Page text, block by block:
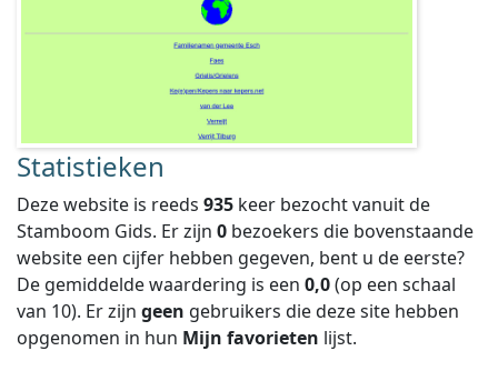
Statistieken
Deze website is reeds 935 keer bezocht vanuit de
Stamboom Gids. Er zijn 0 bezoekers die bovenstaande
website een cijfer hebben gegeven, bent u de eerste?
De gemiddelde waardering is een 0,0(op een schaal
van 10). Er zijn geen gebruikers die deze site hebben
opgenomen in hun Mijn favorieten lijst.